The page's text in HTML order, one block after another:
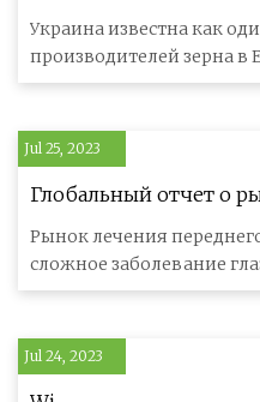
Украина известна как
производителей зерна в Европе. Но
обладает очень
Jul 25, 2023
Глобальный отчет о
увеита
Рынок лечения
сложное заболевание
воспалением в передней
Jul 24, 2023